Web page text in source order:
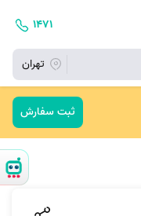
تهران
۱۴۷۱
ثبت سفارش